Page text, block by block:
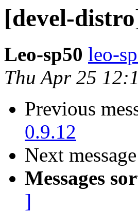
[devel-
Leo-sp50 leo-
Thu Apr 25
Previous
0.9.12
Next
Messages
]